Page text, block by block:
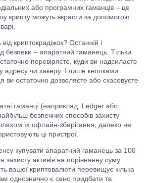
або програмних гаманців – це
крипту можуть вкрасти за допомогою
криптокрадіжок? Останній і
безпеки – апаратний гаманець. Тільки
перевіряєте, куди ви надсилаєте
адресу чи хакеру. І лише кнопками
ви остаточно дозволяєте або скасовуєте
гаманці (наприклад, Ledger або
безпечних способів захисту
їх офлайн-зберігання, далеко не
ці пристрої.
купувати апаратний гаманець за 100
захисту активів на порівнянну суму.
вашої криптовалюти перевищує кілька
однозначно є сенс придбати та